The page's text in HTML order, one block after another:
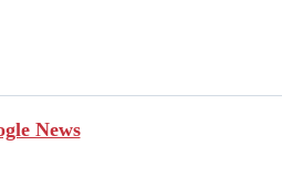
News